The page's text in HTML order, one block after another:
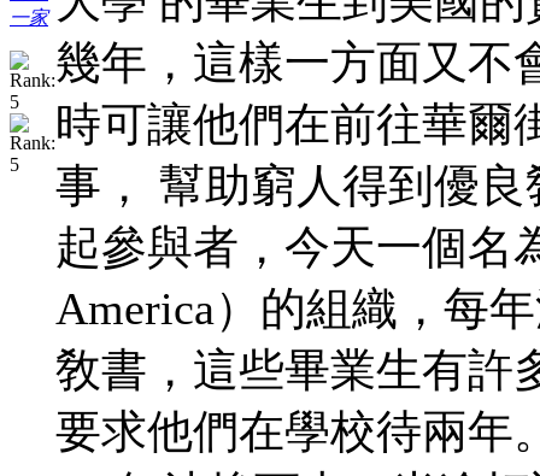
一家
幾年，這樣一方面又不
時可讓他們在前往華爾
事， 幫助窮人得到優
起參與者，今天一個名
America）的組織，每
敎書，這些畢業生有許
要求他們在學校待兩年